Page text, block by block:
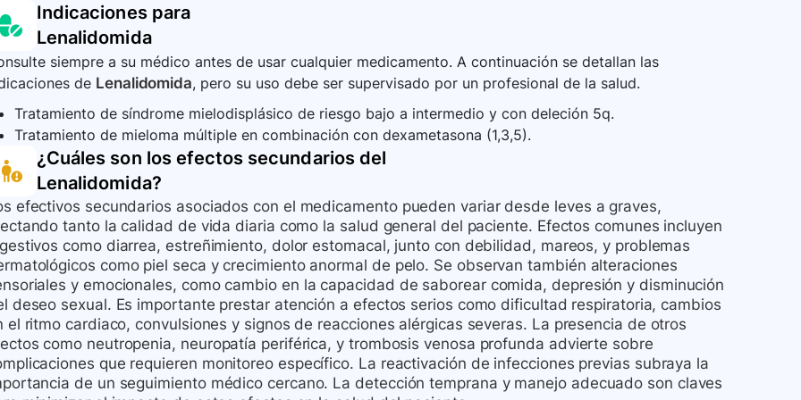
tratamiento. Además, informar a los profesionales de la salud acerca de cualquier evento adverso
asociado al uso de lenalidomida al programa de farmacovigilancia local. Los pacientes con
antecedentes de infección previa por VHB deben ser vigilados estrechamente.
Indicaciones para
Lenalidomida
siempre a su médico antes de usar cualquier medicamento. A continuación se detallan las
de Lenalidomida, pero su uso debe ser supervisado por un profesional de la salud.
Tratamiento de síndrome mielodisplásico de riesgo bajo a intermedio y con deleción 5q.
Tratamiento de mieloma múltiple en combinación con dexametasona (1,3,5).
¿Cuáles son los efectos secundarios del
Lenalidomida?
efectivos secundarios asociados con el medicamento pueden variar desde leves a graves,
tanto la calidad de vida diaria como la salud general del paciente. Efectos comunes incluyen
como diarrea, estreñimiento, dolor estomacal, junto con debilidad, mareos, y problemas
como piel seca y crecimiento anormal de pelo. Se observan también alteraciones
y emocionales, como cambio en la capacidad de saborear comida, depresión y disminución
deseo sexual. Es importante prestar atención a efectos serios como dificultad respiratoria, cambios
el ritmo cardiaco, convulsiones y signos de reacciones alérgicas severas. La presencia de otros
como neutropenia, neuropatía periférica, y trombosis venosa profunda advierte sobre
que requieren monitoreo específico. La reactivación de infecciones previas subraya la
de un seguimiento médico cercano. La detección temprana y manejo adecuado son claves